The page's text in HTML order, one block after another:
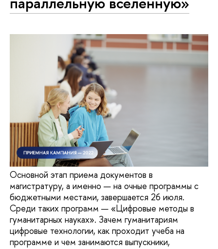
Основной этап приема документов в
магистратуру, а именно — на очные программы с
бюджетными местами, завершается 26 июля.
Среди таких программ — «Цифровые методы в
гуманитарных науках». Зачем гуманитариям
цифровые технологии, как проходит учеба на
программе и чем занимаются выпускники,